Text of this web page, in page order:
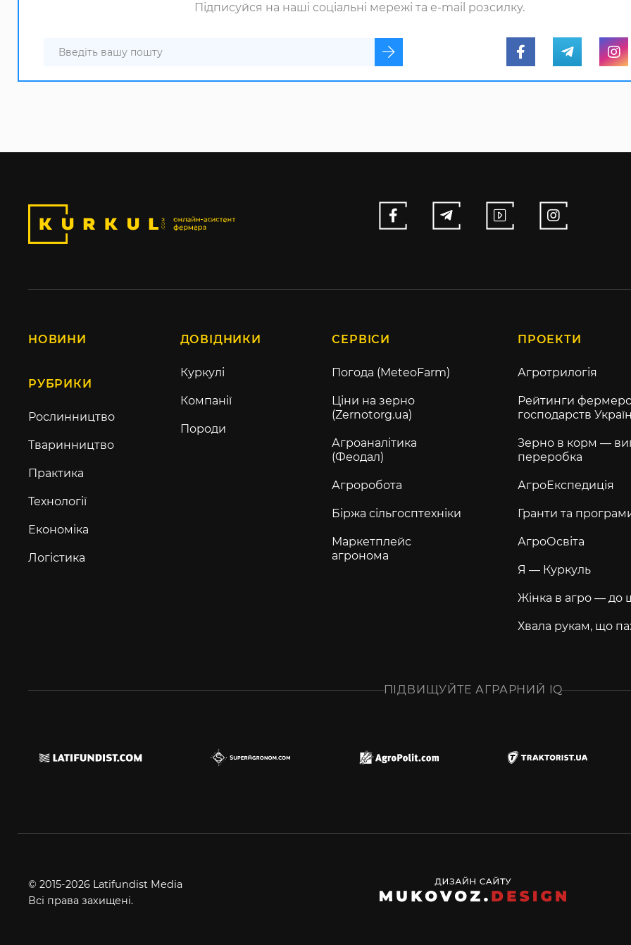
Підписуйся на наші соціальні мережі та e-mail розсилку.
НОВИНИ
РУБРИКИ
Рослинництво
Тваринництво
Практика
Технології
Економіка
Логістика
ДОВІДНИКИ
Куркулі
Компанії
Породи
СЕРВІСИ
Погода (MeteoFarm)
Ціни на зерно
(Zernotorg.ua)
Агроаналітика
(Феодал)
Агроробота
Біржа сільгосптехніки
Маркетплейс
агронома
ПРОЕКТИ
Агротрилогія
Рейтинги
господарств
Зерно в корм —
переробка
АгроЕкспедиція
Гранти та
АгроОсвіта
Я — Куркуль
Жінка в агро — до
Хвала рукам, що
ПІДВИЩУЙТЕ АГРАРНИЙ IQ
© 2015-2026 Latifundist Media
Всі права захищені.